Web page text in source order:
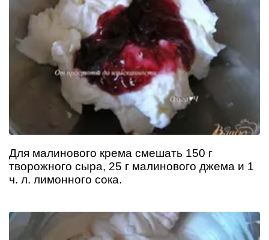
Для малинового крема смешать 150 г
творожного сыра, 25 г малинового джема и 1
ч. л. лимонного сока.